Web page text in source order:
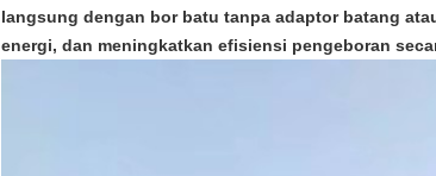
langsung dengan bor batu tanpa adaptor batang
energi, dan meningkatkan efisiensi pengeboran